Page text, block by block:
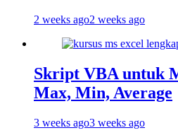
2 weeks ago2 weeks ago
Skript VBA untuk
Max, Min, Average
3 weeks ago3 weeks ago